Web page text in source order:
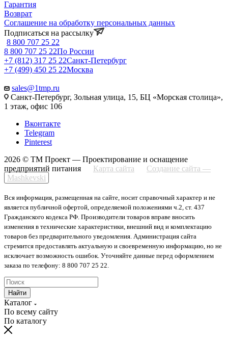
Гарантия
Возврат
Соглашение на обработку персональных данных
Подписаться на рассылку
8 800 707 25 22
8 800 707 25 22По России
+7 (812) 317 25 22Санкт-Петербург
+7 (499) 450 25 22Москва
sales@1tmp.ru
Санкт-Петербург, Зольная улица, 15, БЦ «Морская столица»,
1 этаж, офис 106
Вконтакте
Telegram
Pinterest
2026 © ТМ Проект — Проектирование и оснащение
предприятий питания
Карта сайта
Создание сайта —
Mashkevski
Вся информация, размещенная на сайте, носит справочный характер и не
является публичной офертой, определяемой положениями ч.2, ст. 437
Гражданского кодекса РФ. Производители товаров вправе вносить
изменения в технические характеристики, внешний вид и комплектацию
товаров без предварительного уведомления. Администрация сайта
стремится предоставлять актуальную и своевременную информацию, но не
исключает возможность ошибок. Уточняйте данные перед оформлением
заказа по телефону: 8 800 707 25 22.
Найти
Каталог
По всему сайту
По каталогу